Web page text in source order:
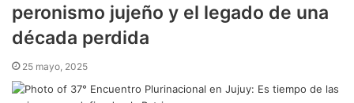
peronismo jujeño y el legado de una
década perdida
25 mayo, 2025